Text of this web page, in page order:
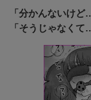
「分かんないけど
「そうじゃなく